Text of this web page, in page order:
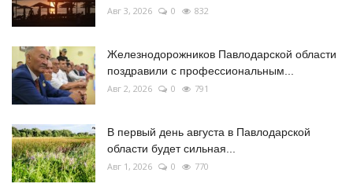
Авг 3, 2026 0 832
Железнодорожников Павлодарской области
поздравили с профессиональным...
Авг 2, 2026 0 791
В первый день августа в Павлодарской
области будет сильная...
Авг 1, 2026 0 770